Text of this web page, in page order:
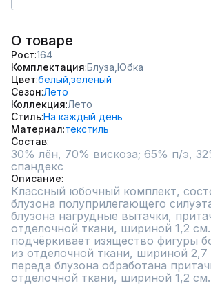
О товаре
Рост 164
Комплектация Блуза, Юбка
Цвет белый, зеленый
Сезон Лето
Коллекция Лето
СтильНа каждый день
Материал текстиль
Состав
30% лён, 70% вискоза; 65% п/э,
спандекс
Описание
Классный юбочный комплект,
блузона полуприлегающего
блузона нагрудные вытачки,
отделочной ткани, шириной 1,2
подчёркивает изящество фигуры
из отделочной ткани, шириной
переда блузона обработана
отделочной ткани, шириной 1,2